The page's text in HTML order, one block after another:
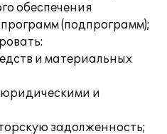
обеспечения
(подпрограмм);
и материальных
юридическими и
задолженность;